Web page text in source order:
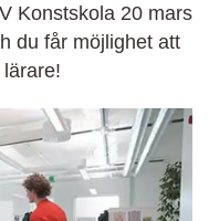
Konstskola 20 mars
du får möjlighet att